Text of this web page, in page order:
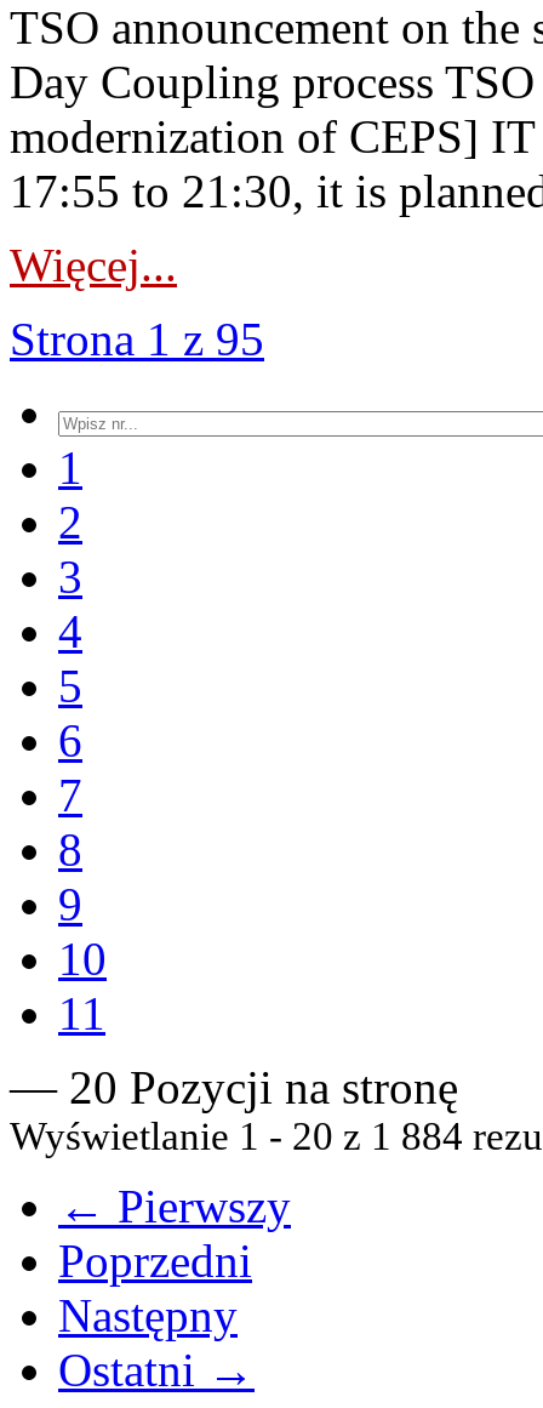
TSO announcement on
Day Coupling process
modernization of CEPS]
17:55 to 21:30, it is
Więcej...
Strona 1 z 95
1
2
3
4
5
6
7
8
9
10
11
— 20 Pozycji na stronę
Wyświetlanie 1 - 20 z 1 884
← Pierwszy
Poprzedni
Następny
Ostatni →